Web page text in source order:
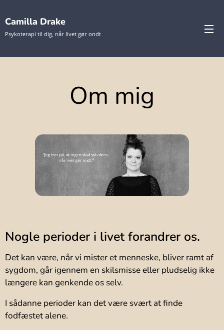
Camilla Drake
Psykoterapi til dig, når livet gør ondt
Om mig
Nogle perioder i livet forandrer os.
Det kan være, når vi mister et menneske, bliver ramt af
sygdom, går igennem en skilsmisse eller pludselig ikke
længere kan genkende os selv.
I sådanne perioder kan det være svært at finde
fodfæstet alene.